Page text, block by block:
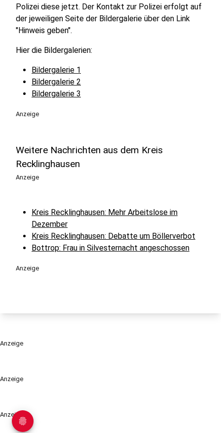
Anzeige
Anzeige
Polizei diese jetzt. Der Kontakt zur Polizei erfolgt auf
der jeweiligen Seite der Bildergalerie über den Link
"Hinweis geben".
Hier die Bildergalerien:
Bildergalerie 1
Bildergalerie 2
Bildergalerie 3
Anzeige
Weitere Nachrichten aus dem Kreis
Recklinghausen
Anzeige
Kreis Recklinghausen: Mehr Arbeitslose im
Dezember
Kreis Recklinghausen: Debatte um Böllerverbot
Bottrop: Frau in Silvesternacht angeschossen
Anzeige
Anzeige